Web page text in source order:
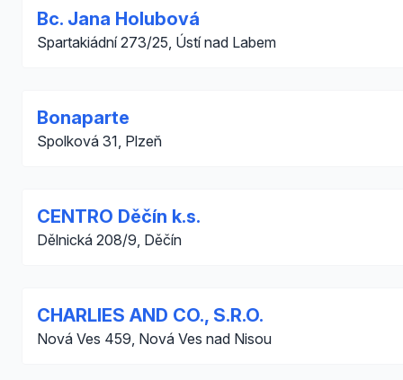
Bc. Jana Holubová
Spartakiádní 273/25, Ústí nad Labem
Bonaparte
Spolková 31, Plzeň
CENTRO Děčín k.s.
Dělnická 208/9, Děčín
CHARLIES AND CO., S.R.O.
Nová Ves 459, Nová Ves nad Nisou